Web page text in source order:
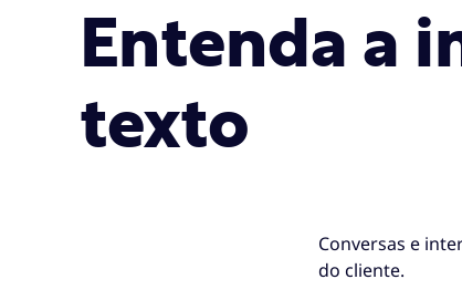
Entenda a
texto
Conversas e
do cliente.